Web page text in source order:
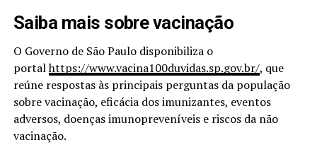
Saiba mais sobre vacinação
O Governo de São Paulo disponibiliza o
portalhttps://www.vacina100duvidas.sp.gov.br/, que
reúne respostas às principais perguntas da população
sobre vacinação, eficácia dos imunizantes, eventos
adversos, doenças imunopreveníveis e riscos da não
vacinação.